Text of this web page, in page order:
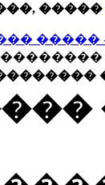
�����
�����